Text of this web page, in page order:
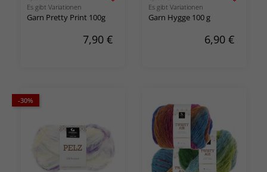
Es gibt Variationen
Garn Pretty Print 100g
7,90 €
Es gibt Variationen
Garn Hygge 100 g
6,90 €
-30%